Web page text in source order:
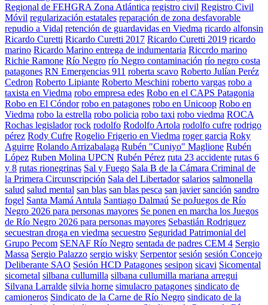
Regional de FEHGRA Zona Atlántica registro civil Registro Civil
Móvil regularización estatales reparación de zona desfavorable
repudio a Vidal retención de guardavidas en Viedma ricardo alfonsin
Ricardo Curetti Ricardo Curetti 2017 Ricardo Curetti 2019 ricardo
marino Ricardo Marino entrega de indumentaria Riccrdo marino
Richie Ramone Río Negro río Negro contaminación río negro costa
patagones RN Emergencias 911 roberta scavo Roberto Julían Peréz
Cedron Roberto Lipiante Roberto Meschini roberto vargas robo a
taxista en Viedma robo empresa edes Robo en el CAPS Patagonia
Robo en El Cóndor robo en patagones robo en Unicoop Robo en
Viedma robo la estrella robo policia robo taxi robo viedma ROCA
Rochas legislador rock rodolfo Rodolfo Artola rodolfo cufre rodrigo
pérez Rody Cufre Rogelio Frigerio en Viedma roger garcia Roky
Aguirre Rolando Arrizabalaga Rubén "Cuniyo" Maglione Rubén
López Ruben Molina UPCN Rubén Pérez ruta 23 accidente rutas 6
y 8 rutas rionegrinas Sal y Fuego Sala B de la Cámara Criminal de
la Primera Circunscripción Sala del Libertador salarios salmonella
salud salud mental san blas san blas pesca san javier sanción sandro
fogel Santa Mamá Antula Santiago Dalmaú Se poJuegos de Río
Negro 2026 para personas mayores Se ponen en marcha los Juegos
de Río Negro 2026 para personas mayores Sebastián Rodriguez
secuestran droga en viedma secuestro Seguridad Patrimonial del
Grupo Pecom SENAF Río Negro sentada de padres CEM 4 Sergio
Massa Sergio Palazzo sergio wisky Serpentor sesión sesión Concejo
Deliberante SAO Sesión HCD Patagones sesipon sicavi Sicomental
sicometal silbana cullumilla silbana cullumilla mariana arregui
Silvana Larralde silvia horne simulacro patagones sindicato de
camioneros Sindicato de la Carne de Río Negro sindicato de la